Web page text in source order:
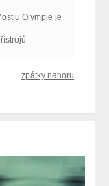
u Olympie je
zpátky nahoru